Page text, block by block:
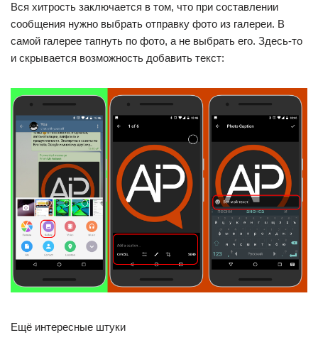
Вся хитрость заключается в том, что при составлении
сообщения нужно выбрать отправку фото из галереи. В
самой галерее тапнуть по фото, а не выбрать его. Здесь-то
и скрывается возможность добавить текст:
Ещё интересные штуки